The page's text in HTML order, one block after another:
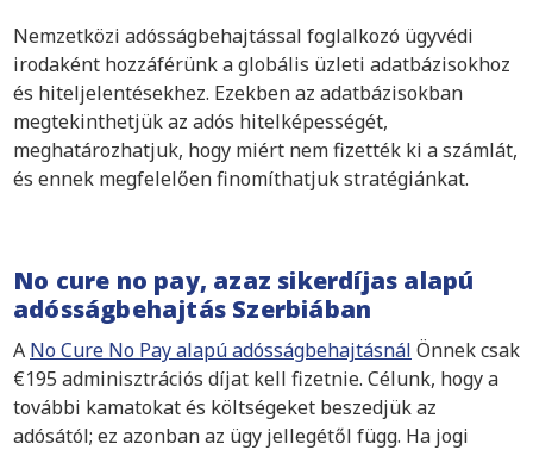
Nemzetközi adósságbehajtással foglalkozó ügyvédi
irodaként hozzáférünk a globális üzleti adatbázisokhoz
és hiteljelentésekhez. Ezekben az adatbázisokban
megtekinthetjük az adós hitelképességét,
meghatározhatjuk, hogy miért nem fizették ki a számlát,
és ennek megfelelően finomíthatjuk stratégiánkat.
No cure no pay, azaz sikerdíjas alapú
adósságbehajtás Szerbiában
A No Cure No Pay alapú adósságbehajtásnál Önnek csak
€195 adminisztrációs díjat kell fizetnie. Célunk, hogy a
további kamatokat és költségeket beszedjük az
adósától; ez azonban az ügy jellegétől függ. Ha jogi